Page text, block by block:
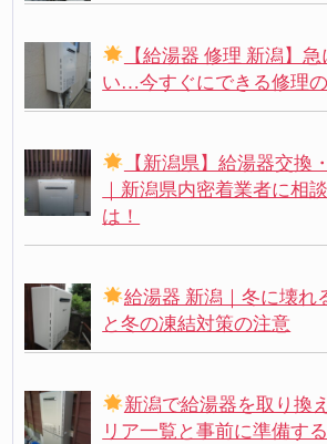
【給湯器 修理 新潟】
い…今すぐにできる修理の
【新潟県】給湯器交換
｜新潟県内密着業者に相
は！
給湯器 新潟｜冬に壊れ
と冬の凍結対策の注意
新潟で給湯器を取り換
リア一覧と事前に準備す